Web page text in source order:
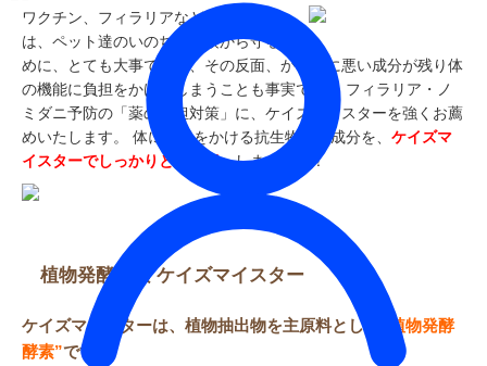
ワクチン、フィラリアなどの予防接種
は、ペット達のいのちを危険から守るた
めに、とても大事ですが、その反面、からだに悪い成分が残り体
の機能に負担をかけてしまうことも事実です。 フィラリア・ノ
ミダニ予防の「薬の負担対策」に、ケイズマイスターを強くお薦
めいたします。 体に負担をかける抗生物質の成分を、 ケイズマ
イスターでしっかりと「排毒」しましょう！
植物発酵酵素 ケイズマイスター
ケイズマイスターは、植物抽出物を主原料とした
“植物発酵
酵素”です。